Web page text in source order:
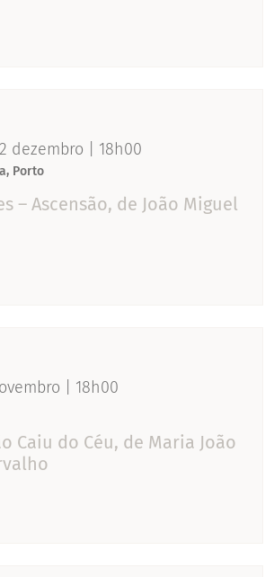
dezembro | 18h00
Porto
– Ascensão, de João Miguel
| 18h00
Caiu do Céu, de Maria João